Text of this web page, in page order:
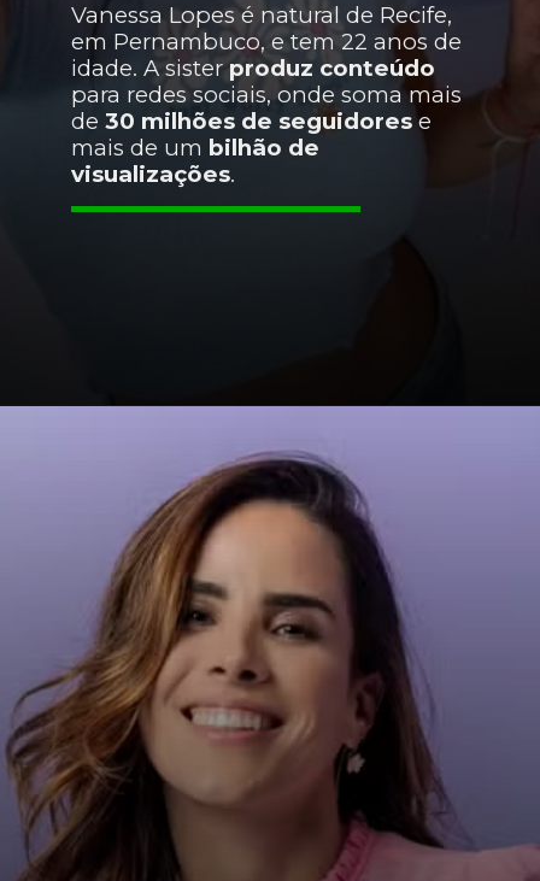
Vanessa Lopes é natural de Recife,
em Pernambuco, e tem 22 anos de
idade. A sisterproduz conteúdo
para redes sociais, onde soma mais
de 30 milhões de seguidorese
mais de um bilhão de
visualizações.